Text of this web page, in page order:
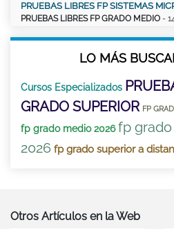
PRUEBAS LIBRES FP SISTEMAS
PRUEBAS LIBRES FP GRADO MEDIO -
LO MÁS
Cursos Especializados
GRADO SUPERIOR FP
fp grado medio 2026 fp
2026 fp grado superior a
Otros Artículos en la Web